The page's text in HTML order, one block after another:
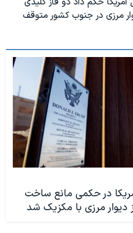
مرزی در جنوب کشور متوقف
در حکمی مانع ساخت
مرزی با مکزیک شد